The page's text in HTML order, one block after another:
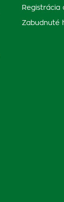
Registrácia
Zabudnuté